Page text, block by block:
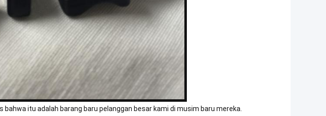
bahwa itu adalah barang baru pelanggan besar kami di musim baru mereka.